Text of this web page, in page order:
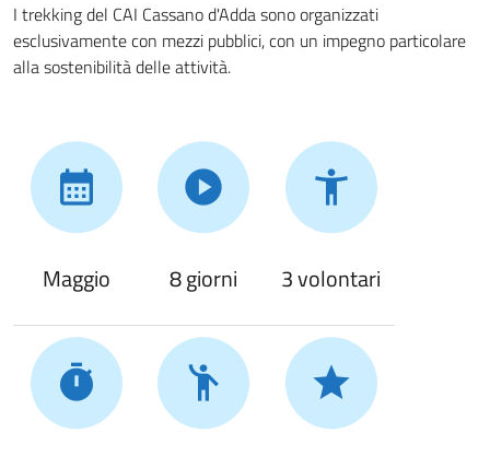
I trekking del CAI Cassano d'Adda sono organizzati
esclusivamente con mezzi pubblici, con un impegno particolare
alla sostenibilità delle attività.
Maggio 8 giorni 3 volontari